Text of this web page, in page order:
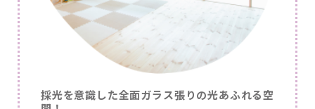
採光を意識した全面ガラス張りの光あふれる空